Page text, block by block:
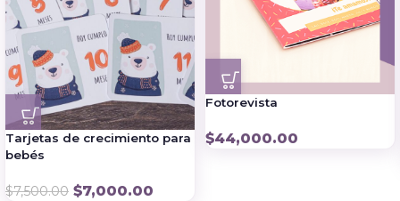
Tarjetas de crecimiento para
bebés
$7,500.00 $7,000.00
Fotorevista
$44,000.00